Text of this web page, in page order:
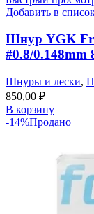
Добавить в
Шнур YGK
#0.8/0.148mm
Шнуры и лески,
850,00 ₽
В корзину
-14%Продано